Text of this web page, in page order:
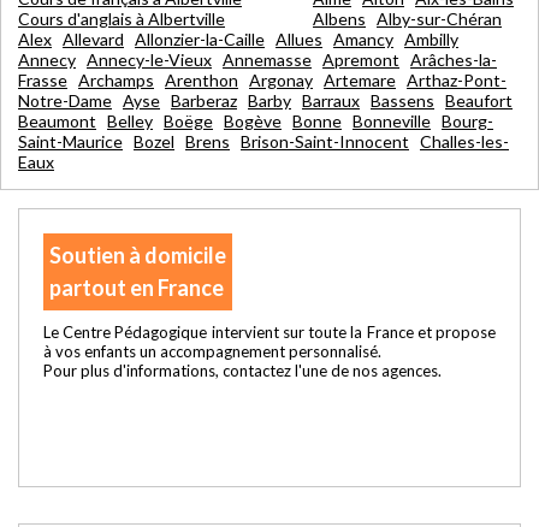
Cours d'anglais à Albertville
Albens Alby-sur-Chéran
Alex Allevard Allonzier-la-Caille Allues Amancy Ambilly
Annecy Annecy-le-Vieux Annemasse Apremont Arâches-la-
Frasse Archamps Arenthon Argonay Artemare Arthaz-Pont-
Notre-Dame Ayse Barberaz Barby Barraux Bassens Beaufort
Beaumont Belley Boëge Bogève Bonne Bonneville Bourg-
Saint-Maurice Bozel Brens Brison-Saint-Innocent Challes-les-
Eaux
Soutien à domicile
partout en France
Le Centre Pédagogique intervient sur toute la France et propose
à vos enfants un accompagnement personnalisé.
Pour plus d'informations, contactez l'une de nos agences.